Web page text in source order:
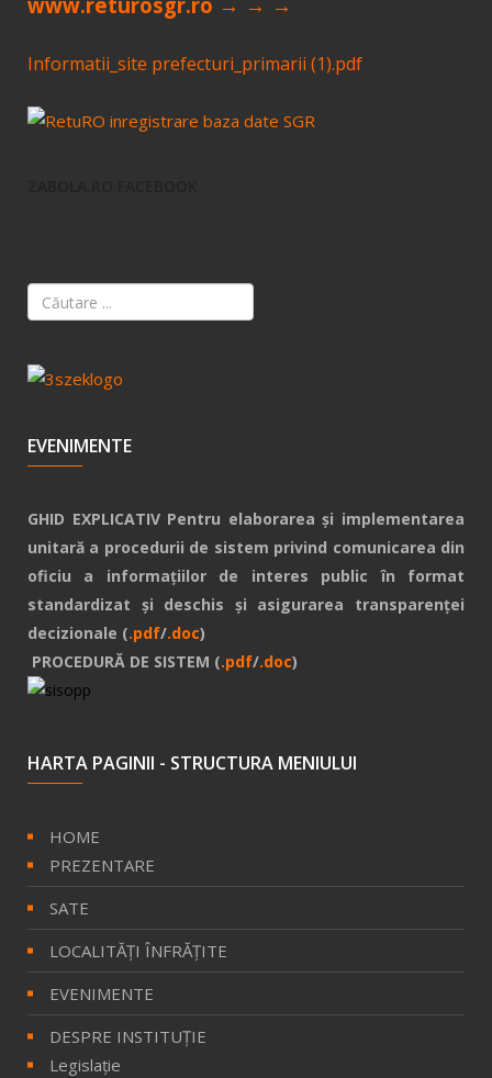
Informatii_site prefecturi_primarii (1).pdf
EVENIMENTE
GHID EXPLICATIV Pentru elaborarea și implementarea
unitară a procedurii de sistem privind comunicarea din
oficiu a informațiilor de interes public în format
standardizat și deschis și asigurarea transparenței
decizionale (.pdf/.doc)
PROCEDURĂ DE SISTEM (.pdf/.doc)
HARTA PAGINII - STRUCTURA MENIULUI
HOME
PREZENTARE
SATE
LOCALITĂŢI ÎNFRĂŢITE
EVENIMENTE
DESPRE INSTITUȚIE
Legislație